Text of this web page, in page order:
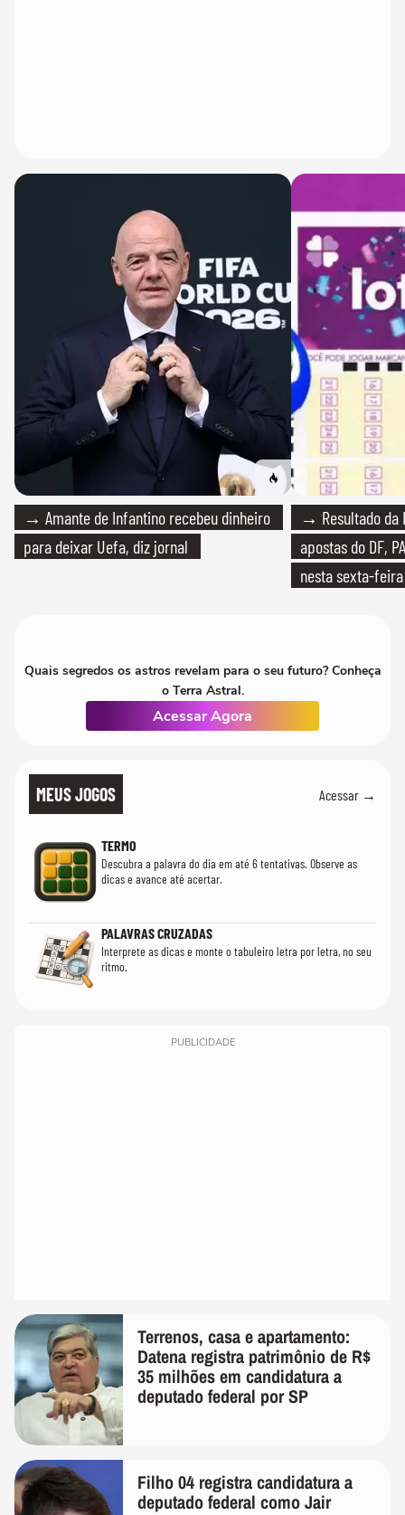
→ Amante de Infantino recebeu dinheiro
para deixar Uefa, diz jornal
→ Resultado da
apostas do DF,
nesta sexta-feira
Quais segredos os astros revelam para o seu futuro? Conheça
o Terra Astral.
Acessar Agora
MEUS JOGOS Acessar →
TERMO
Descubra a palavra do dia em até 6 tentativas. Observe as
dicas e avance até acertar.
PALAVRAS CRUZADAS
Interprete as dicas e monte o tabuleiro letra por letra, no seu
ritmo.
PUBLICIDADE
Terrenos, casa e apartamento:
Datena registra patrimônio de R$
35 milhões em candidatura a
deputado federal por SP
Filho 04 registra candidatura a
deputado federal como Jair